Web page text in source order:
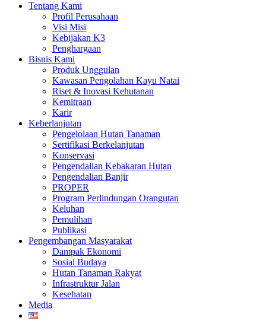
Tentang Kami
Profil Perusahaan
Visi Misi
Kebijakan K3
Penghargaan
Bisnis Kami
Produk Unggulan
Kawasan Pengolahan Kayu Natai
Riset & Inovasi Kehutanan
Kemitraan
Karir
Keberlanjutan
Pengelolaan Hutan Tanaman
Sertifikasi Berkelanjutan
Konservasi
Pengendalian Kebakaran Hutan
Pengendalian Banjir
PROPER
Program Perlindungan Orangutan
Keluhan
Pemulihan
Publikasi
Pengembangan Masyarakat
Dampak Ekonomi
Sosial Budaya
Hutan Tanaman Rakyat
Infrastruktur Jalan
Kesehatan
Media